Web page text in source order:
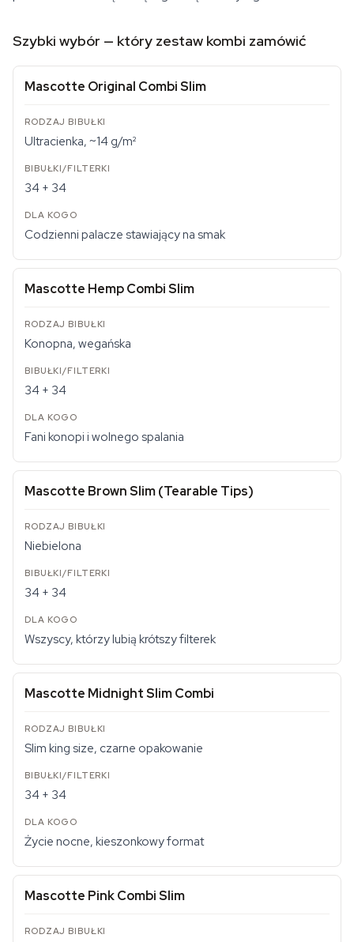
Szybki wybór — który zestaw kombi zamówić
Mascotte Original Combi Slim
Ultracienka, ~14 g/m²
34 + 34
Codzienni palacze stawiający na smak
Mascotte Hemp Combi Slim
Konopna, wegańska
34 + 34
Fani konopi i wolnego spalania
Mascotte Brown Slim (Tearable Tips)
Niebielona
34 + 34
Wszyscy, którzy lubią krótszy filterek
Mascotte Midnight Slim Combi
Slim king size, czarne opakowanie
34 + 34
Życie nocne, kieszonkowy format
Mascotte Pink Combi Slim